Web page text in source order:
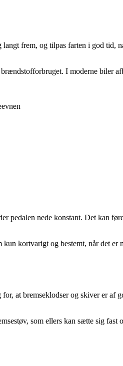
frem, og tilpas farten i god
I moderne biler
pedalen nede konstant. Det kan
kortvarigt og bestemt, når det
at bremseklodser og skiver er
som ellers kan sætte sig